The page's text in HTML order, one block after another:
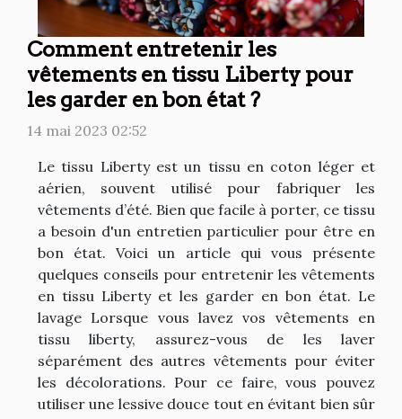
Comment entretenir les
vêtements en tissu Liberty pour
les garder en bon état ?
14 mai 2023 02:52
Le tissu Liberty est un tissu en coton léger et
aérien, souvent utilisé pour fabriquer les
vêtements d’été. Bien que facile à porter, ce tissu
a besoin d'un entretien particulier pour être en
bon état. Voici un article qui vous présente
quelques conseils pour entretenir les vêtements
en tissu Liberty et les garder en bon état. Le
lavage Lorsque vous lavez vos vêtements en
tissu liberty, assurez-vous de les laver
séparément des autres vêtements pour éviter
les décolorations. Pour ce faire, vous pouvez
utiliser une lessive douce tout en évitant bien sûr